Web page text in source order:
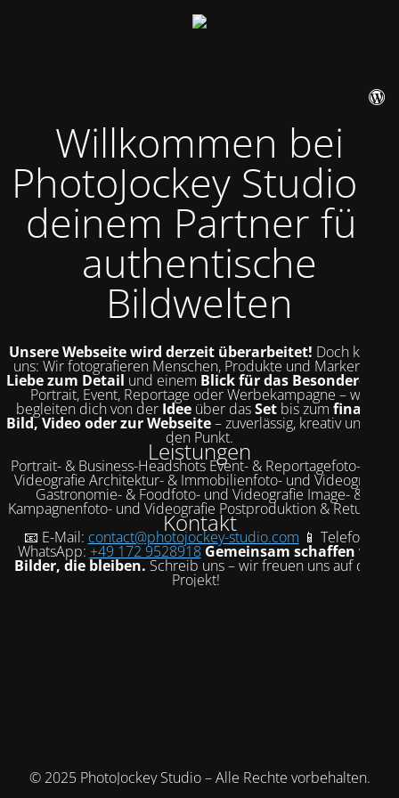
Willkommen bei
PhotoJockey Studio –
deinem Partner für
authentische
Bildwelten
Unsere Webseite wird derzeit überarbeitet! Doch kurz zu
uns: Wir fotografieren Menschen, Produkte und Marken mit
Liebe zum Detail und einem Blick für das Besondere
Portrait, Event, Reportage oder Werbekampagne – wir
begleiten dich von der Ideeüber dasSetbis zum finalen
Bild, Video oder zur Webseite– zuverlässig, kreativ und auf
den Punkt.
Leistungen
Portrait- & Business-Headshots Event- & Reportagefoto- und
Videografie Architektur- & Immobilienfoto- und Videografie
Gastronomie- & Foodfoto- und Videografie Image- &
Kampagnenfoto- und Videografie Postproduktion & Retusche
Kontakt
📧 E-Mail: contact@photojockey-studio.com 📱 Telefon /
WhatsApp: +49 172 9528918 Gemeinsam schaffen wir
Bilder, die bleiben. Schreib uns – wir freuen uns auf dein
Projekt!
© 2025 PhotoJockey Studio – Alle Rechte vorbehalten.